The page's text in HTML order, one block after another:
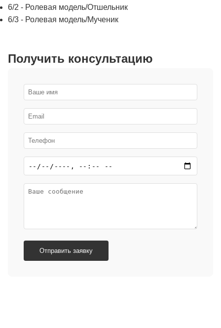
6/2 - Ролевая модель/Отшельник
6/3 - Ролевая модель/Мученик
Получить консультацию
Отправить заявку